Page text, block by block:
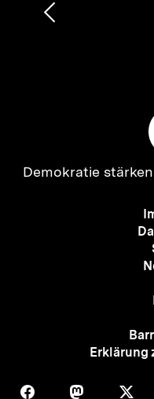
Vorherigen
Zur
Demokratie
Erklärung
Auf